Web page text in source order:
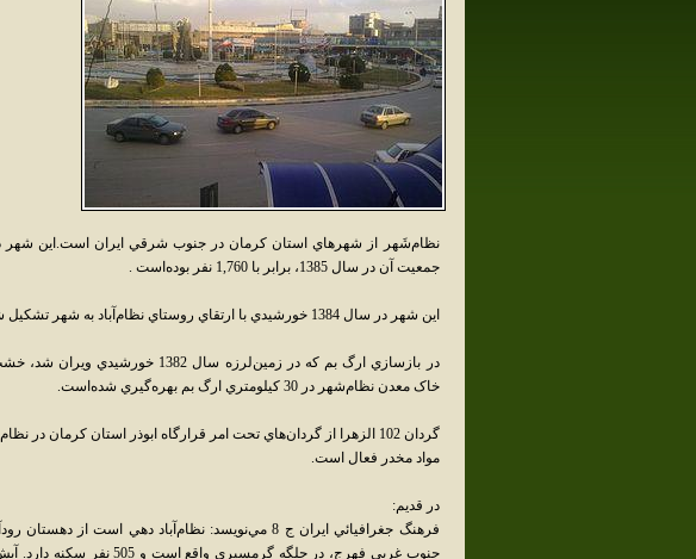
نظام‌شَهر از شهرهاي استان کرمان در جنوب شرقي ايران است.اين
جمعيت آن در سال 1385، برابر با 1,760 نفر بوده‌است .
اين شهر در سال 1384 خورشيدي با ارتقاي روستاي نظام‌آباد به شهر تشکيل شد.
در بازسازي ارگ بم که در زمين‌لرزه سال
خاک معدن نظام‌شهر در 30 کيلومتري ارگ بم بهره‌گيري شده‌است.
گردان 102 الزهرا از گردان‌هاي تحت امر قرارگاه ابوذر استان کرمان
مواد مخدر فعال است.
در قديم:
جنوب غربي فهرج، در جلگه